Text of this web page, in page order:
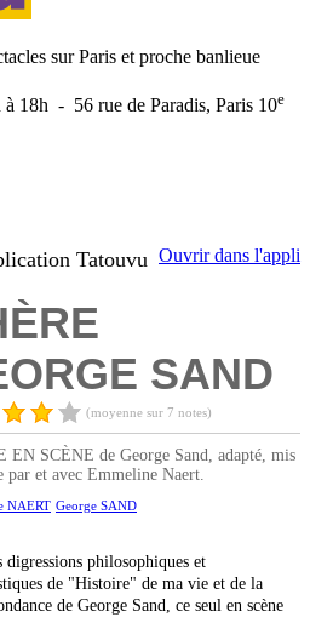
sur Paris et proche banlieue
18h - 56 rue de Paradis, Paris 10e
Ouvrir dans l'appli
Tatouvu
SAND
(moyenne sur 7 notes)
EN SCÈNE de George Sand, adapté, mis
par et avec Emmeline Naert.
NAERT George SAND
digressions philosophiques et
de "Histoire" de ma vie et de la
de George Sand, ce seul en scène